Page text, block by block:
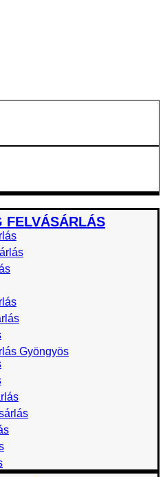
FELVÁSÁRLÁS
Gyöngyös